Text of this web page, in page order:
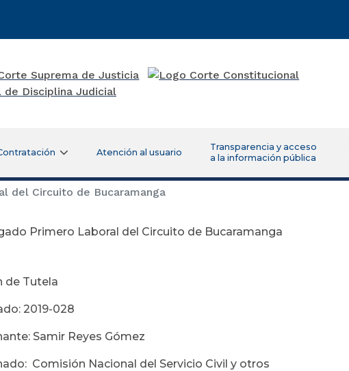
Atención al usuario
Transparencia y acceso
a la información pública
del Circuito de Bucaramanga
Primero Laboral del Circuito de Bucaramanga
de Tutela
2019-028
Samir Reyes Gómez
Comisión Nacional del Servicio Civil y otros